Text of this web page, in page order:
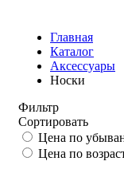
Главная
Каталог
Аксессуары
Носки
Фильтр
Сортировать
Цена по
Цена по